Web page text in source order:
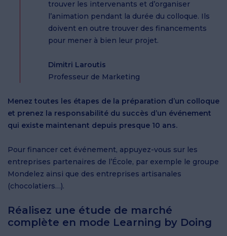
trouver les intervenants et d’organiser
l’animation pendant la durée du colloque. Ils
doivent en outre trouver des financements
pour mener à bien leur projet.
Dimitri Laroutis
Professeur de Marketing
Menez toutes les étapes de la préparation d’un colloque
et prenez la responsabilité du succès d’un événement
qui existe maintenant depuis presque 10 ans.
Pour financer cet événement, appuyez-vous sur les
entreprises partenaires de l’École, par exemple le groupe
Mondelez ainsi que des entreprises artisanales
(chocolatiers…).
Réalisez une étude de marché
complète en mode Learning by Doing